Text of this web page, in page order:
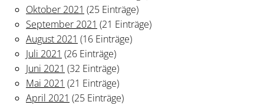
Oktober 2021 (25 Einträge)
September 2021 (21 Einträge)
August 2021 (16 Einträge)
Juli 2021 (26 Einträge)
Juni 2021 (32 Einträge)
Mai 2021 (21 Einträge)
April 2021 (25 Einträge)